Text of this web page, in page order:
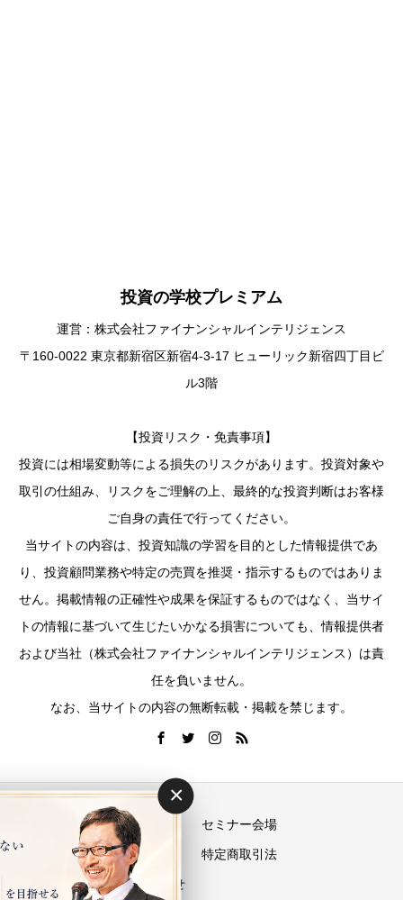
投資の学校プレミアム
運営：株式会社ファイナンシャルインテリジェンス
〒160-0022 東京都新宿区新宿4-3-17 ヒューリック新宿四丁目ビ
ル3階
【投資リスク・免責事項】
投資には相場変動等による損失のリスクがあります。投資対象や
取引の仕組み、リスクをご理解の上、最終的な投資判断はお客様
ご自身の責任で行ってください。
当サイトの内容は、投資知識の学習を目的とした情報提供であ
り、投資顧問業務や特定の売買を推奨・指示するものではありま
せん。掲載情報の正確性や成果を保証するものではなく、当サイ
トの情報に基づいて生じたいかなる損害についても、情報提供者
および当社（株式会社ファイナンシャルインテリジェンス）は責
任を負いません。
なお、当サイトの内容の無断転載・掲載を禁じます。
セミナー会場
プライバシーポリシー 特定商取引法
お問い合わせ
×